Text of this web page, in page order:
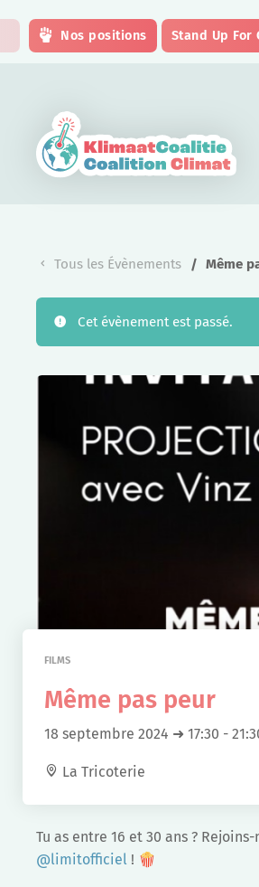
Nos positions Stand Up For
Tous les Évènements Même
Cet évènement est passé.
FILMS
Même pas peur
18 septembre 2024 ➜ 17:30 -
La Tricoterie
Tu as entre 16 et 30 ans ?
@limitofficiel ! 🍿